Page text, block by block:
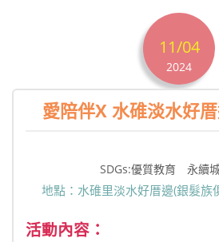
11/04
2024
愛陪伴X 水碓淡水好
SDGs:優質教育 永續
地點：水碓里淡水好厝邊(銀髮族
活動內容：